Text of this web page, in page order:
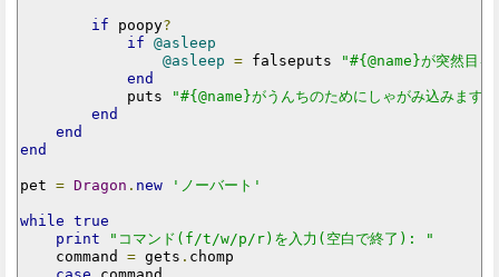
if poopy?
if @asleep
@asleep = falseputs
"#{@name}が突然目を
end
            puts
"#{@name}がうんちのためにしゃがみ込みます
end
end
end
pet = Dragon . new 'ノーバート'
while true
print
"コマンド(f/t/w/p/r)を入力(空白で終了): "
    command
= gets . chomp